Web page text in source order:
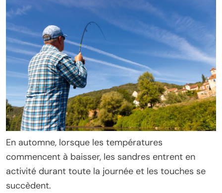
En automne, lorsque les températures
commencent à baisser, les sandres entrent en
activité durant toute la journée et les touches se
succèdent.